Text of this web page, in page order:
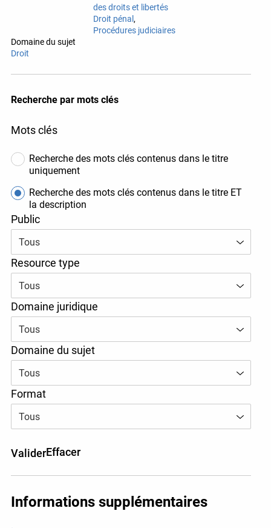
des droits et libertés
Droit pénal
Procédures judiciaires
Domaine du sujet
Droit
Recherche par mots clés
Mots clés
Recherche des mots clés contenus dans le titre
uniquement
Recherche des mots clés contenus dans le titre ET
la description
Public
Tous
Resource type
Tous
Domaine juridique
Tous
Domaine du sujet
Tous
Format
Tous
ValiderEffacer
Informations supplémentaires
Bonne nouvelle !
Vous venez de découvrir le nouveau site Web
d’OJEN. Nous l’avons discrètement lancé en
version bêta pendant que nous testons encore de
nouvelles fonctionnalités et corrigeons certains
bogues. Si vous voyez quelque chose qui ne
fonctionne pas, veuillez nous en informer à